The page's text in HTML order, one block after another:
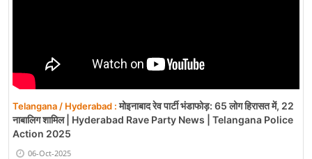
Telangana / Hyderabad :मोइनाबाद रेव पार्टी भंडाफोड़: 65 लोग हिरासत में, 22
नाबालिग शामिल | Hyderabad Rave Party News | Telangana Police
Action 2025
06-Oct-2025